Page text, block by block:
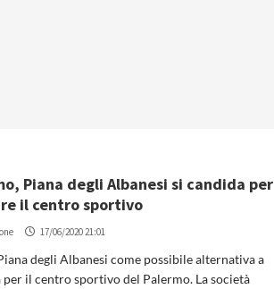
Piana degli Albanesi si candida per
il centro sportivo
17/06/2020 21:01
degli Albanesi come possibile alternativa a
il centro sportivo del Palermo. La società